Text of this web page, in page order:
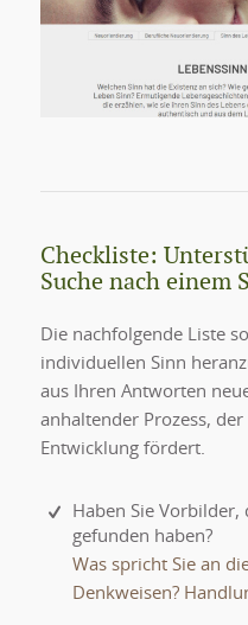
Checkliste:
Suche nach einem
Die nachfolgende Liste
individuellen Sinn
aus Ihren Antworten
anhaltender Prozess,
Entwicklung fördert.
Haben Sie Vorbilder,
gefunden haben?
Was spricht Sie an
Denkweisen?